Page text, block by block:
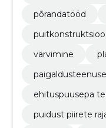
põrandatööd
värvimine
ehituspuusepa
puidust piirete